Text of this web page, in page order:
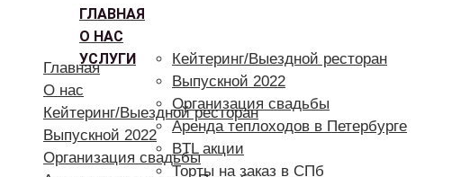
ГЛАВНАЯ
О НАС
УСЛУГИ
Кейтеринг/Выездной ресторан
Выпускной 2022
Организация свадьбы
Аренда теплоходов в Петербурге
BTL акции
Торты на заказ в СПб
Главная
О нас
Кейтеринг/Выездной ресторан
Выпускной 2022
Организация свадьбы